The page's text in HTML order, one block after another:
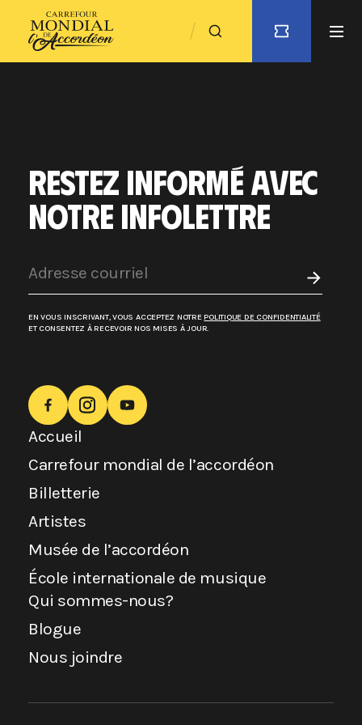
RESTEZ INFORMÉ AVEC
NOTRE INFOLETTRE
EN VOUS INSCRIVANT, VOUS ACCEPTEZ NOTRE POLITIQUE DE CONFIDENTIALITÉ
ET CONSENTEZ À RECEVOIR NOS MISES À JOUR.
Accueil
Carrefour mondial de l’accordéon
Billetterie
Artistes
Musée de l’accordéon
École internationale de musique
Qui sommes-nous?
Blogue
Nous joindre